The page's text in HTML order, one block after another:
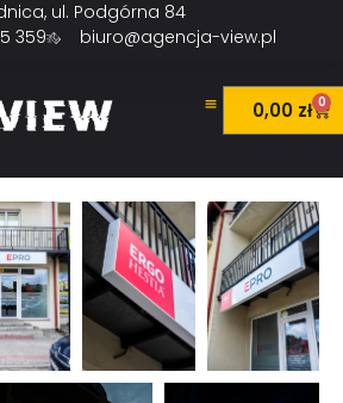
ul. Podgórna 84
359
biuro@agencja-view.pl
0,00 zł 0